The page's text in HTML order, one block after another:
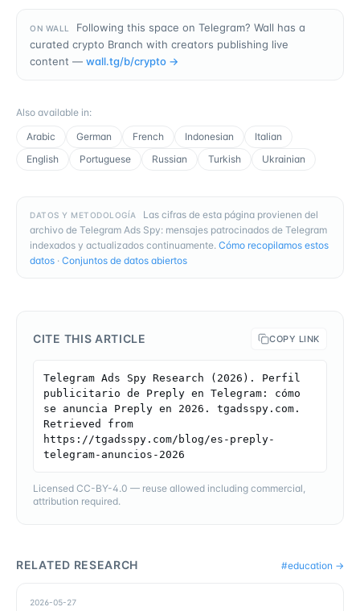
ON WALL
Following this space on Telegram? Wall has a
curated crypto Branch with creators publishing live
content — wall.tg/b/crypto →
Also available in:
Arabic
German French Indonesian
Italian
English
Portuguese Russian Turkish Ukrainian
DATOS Y METODOLOGÍA
Las cifras de esta página provienen del
archivo de Telegram Ads Spy: mensajes patrocinados de Telegram
indexados y actualizados continuamente. Cómo recopilamos estos
datos · Conjuntos de datos abiertos
CITE THIS ARTICLE COPY LINK
Telegram Ads Spy Research (2026). Perfil
publicitario de Preply en Telegram: cómo
se anuncia Preply en 2026. tgadsspy.com.
Retrieved from
https://tgadsspy.com/blog/es-preply-
telegram-anuncios-2026
Licensed CC-BY-4.0 — reuse allowed including commercial,
attribution required.
RELATED RESEARCH #education →
2026-05-27